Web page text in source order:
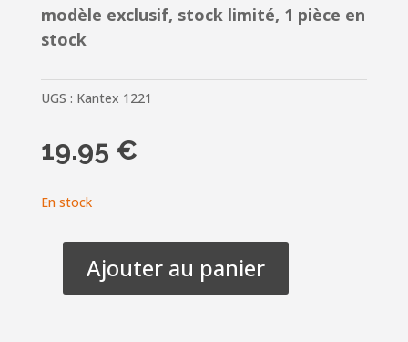
modèle exclusif, stock limité, 1 pièce en
stock
UGS : Kantex 1221
19.95 €
En stock
quantitéAjouter au panier